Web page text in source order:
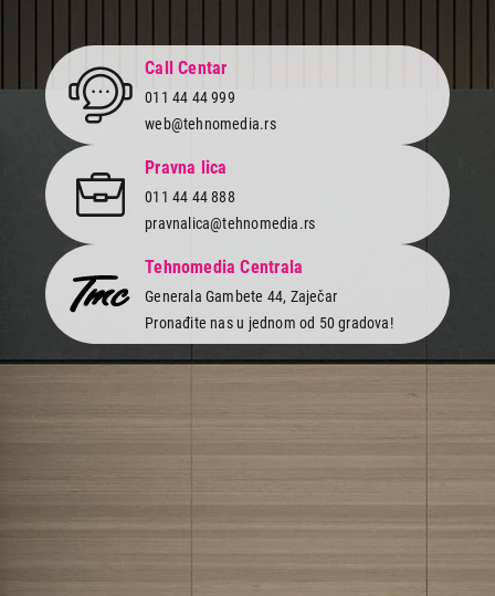
Call Centar
011 44 44 999
web@tehnomedia.rs
Pravna lica
011 44 44 888
pravnalica@tehnomedia.rs
Tehnomedia Centrala
Generala Gambete 44, Zaječar
Pronađite nas u jednom od 50 gradova!